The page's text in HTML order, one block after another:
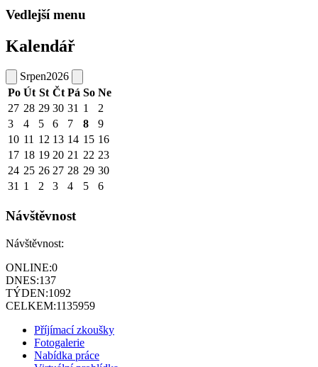
Vedlejší menu
Kalendář
Srpen2026
Po Út St Čt Pá So Ne
27 28 29 30 31 1
2
3
4 5 6 7 8
9
10 11 12 13 14 15 16
17 18 19 20 21 22 23
24 25 26 27 28 29 30
31 1 2 3 4 5 6
Návštěvnost
Návštěvnost:
ONLINE:0
DNES:137
TÝDEN:1092
CELKEM:1135959
Příjímací zkoušky
Fotogalerie
Nabídka práce